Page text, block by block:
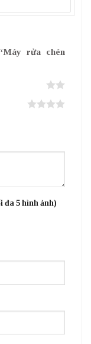
rửa chén
đa 5 hình ảnh)